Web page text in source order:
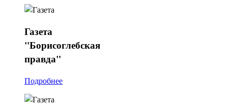
Газета
"Борисоглебская
правда"
Подробнее